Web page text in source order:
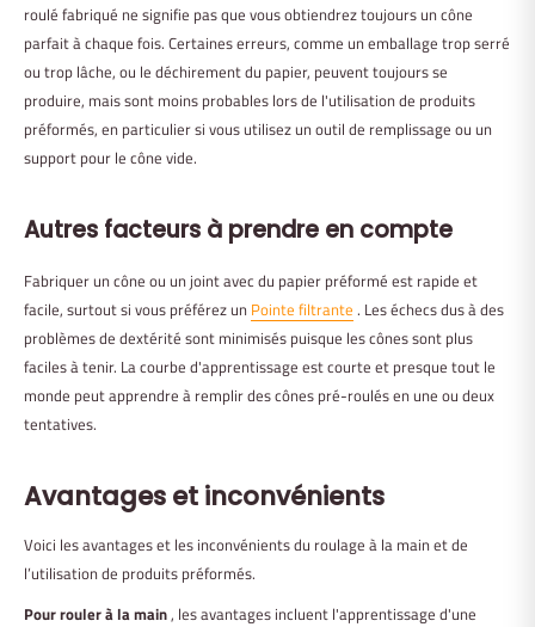
roulé fabriqué ne signifie pas que vous obtiendrez toujours un cône
parfait à chaque fois. Certaines erreurs, comme un emballage trop serré
ou trop lâche, ou le déchirement du papier, peuvent toujours se
produire, mais sont moins probables lors de l'utilisation de produits
préformés, en particulier si vous utilisez un outil de remplissage ou un
support pour le cône vide.
Autres facteurs à prendre en compte
Fabriquer un cône ou un joint avec du papier préformé est rapide et
facile, surtout si vous préférez un Pointe filtrante . Les échecs dus à des
problèmes de dextérité sont minimisés puisque les cônes sont plus
faciles à tenir. La courbe d'apprentissage est courte et presque tout le
monde peut apprendre à remplir des cônes pré-roulés en une ou deux
tentatives.
Avantages et inconvénients
Voici les avantages et les inconvénients du roulage à la main et de
l’utilisation de produits préformés.
Pour rouler à la main, les avantages incluent l'apprentissage d'une